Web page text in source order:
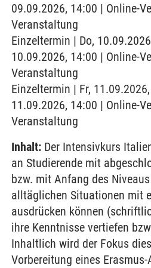
09.09.2026, 14:00 | Online-
Veranstaltung
Einzeltermin | Do,
10.09.2026, 14:00 | Online-
Veranstaltung
Einzeltermin | Fr,
11.09.2026, 14:00 | Online-
Veranstaltung
Inhalt: Der Intensivkurs
an Studierende mit
bzw. mit Anfang des
alltäglichen Situationen mit
ausdrücken können
ihre Kenntnisse vertiefen
Inhaltlich wird der Fokus
Vorbereitung eines